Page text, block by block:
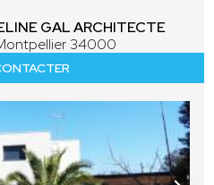
GAL ARCHITECTE
34000